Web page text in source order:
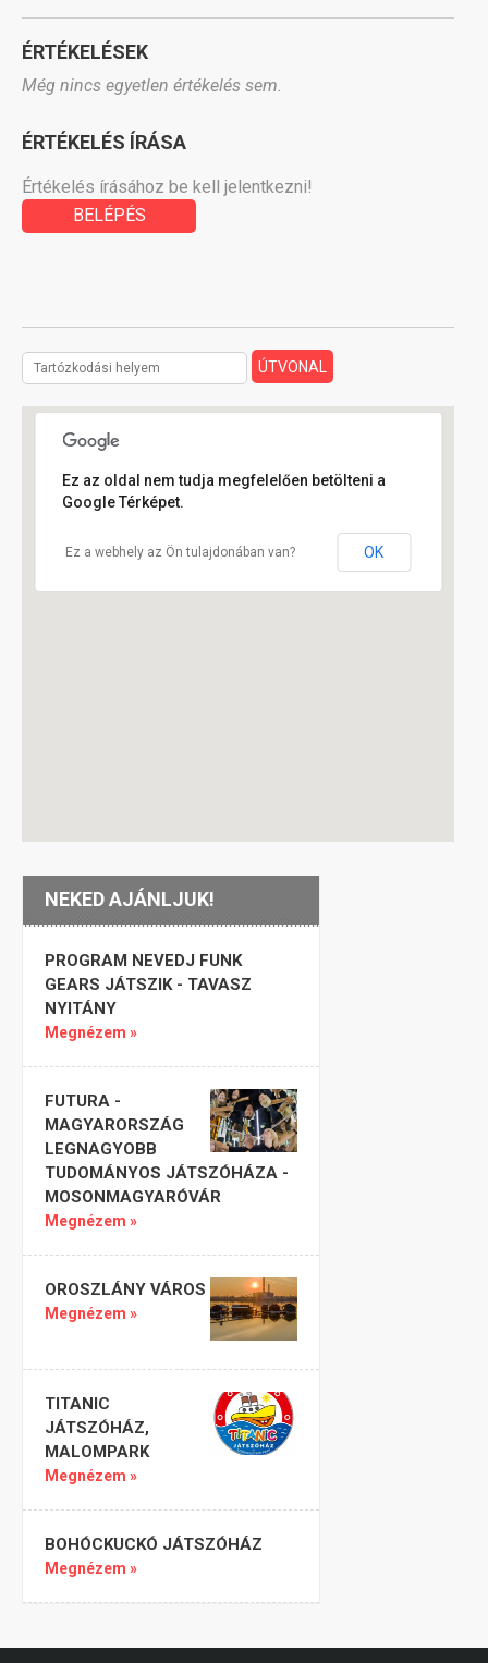
ÉRTÉKELÉSEK
Még nincs egyetlen értékelés sem.
ÉRTÉKELÉS ÍRÁSA
Értékelés írásához be kell jelentkezni!
BELÉPÉS
Ez az oldal nem tudja megfelelően betölteni a
Google Térképet.
Ez a webhely az Ön tulajdonában van? OK
NEKED AJÁNLJUK!
PROGRAM NEVEDJ FUNK
GEARS JÁTSZIK - TAVASZ
NYITÁNY
Megnézem »
FUTURA -
MAGYARORSZÁG
LEGNAGYOBB
TUDOMÁNYOS JÁTSZÓHÁZA -
MOSONMAGYARÓVÁR
Megnézem »
OROSZLÁNY VÁROS
Megnézem »
TITANIC
JÁTSZÓHÁZ,
MALOMPARK
Megnézem »
BOHÓCKUCKÓ JÁTSZÓHÁZ
Megnézem »